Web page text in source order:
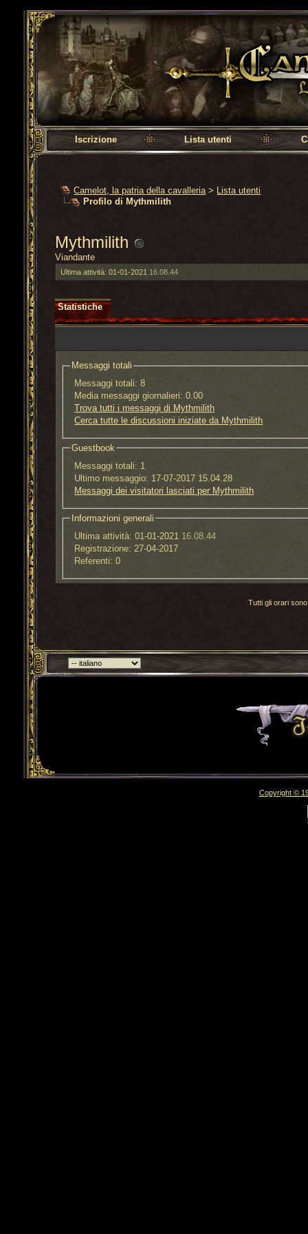
Camelot, la patria della cavalleria
Iscrizione Lista utenti
Camelot, la patria della cavalleria > Lista utenti
Profilo di Mythmilith
Mythmilith
Viandante
Ultima attività: 01-01-2021 16.08.44
Statistiche
Messaggi totali
Messaggi totali: 8
Media messaggi giornalieri: 0.00
Trova tutti i messaggi di Mythmilith
Cerca tutte le discussioni iniziate da Mythmilith
Guestbook
Messaggi totali: 1
Ultimo messaggio: 17-07-2017 15.04.28
Messaggi dei visitatori lasciati per Mythmilith
Informazioni generali
Ultima attività: 01-01-2021 16.08.44
Registrazione: 27-04-2017
Referenti: 0
Tutti gli orari
Torna indietro
Copyright ©